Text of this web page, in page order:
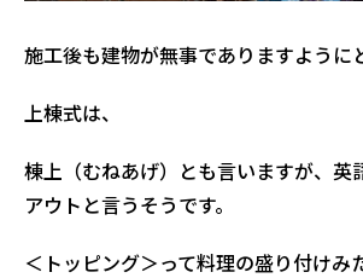
施工後も建物が無事でありますように
上棟式は、
棟上（むねあげ）とも言いますが、英
アウトと言うそうです。
＜トッピング＞って料理の盛り付けみ